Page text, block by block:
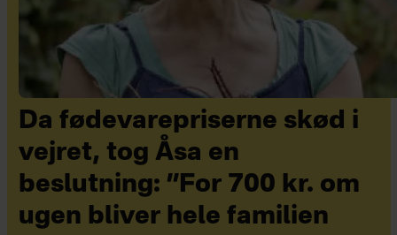
Da fødevarepriserne skød i
vejret, tog Åsa en
beslutning: ”For 700 kr. om
ugen bliver hele familien